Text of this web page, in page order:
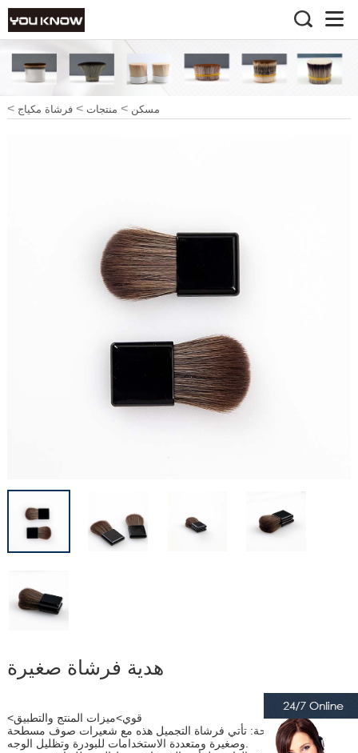
مسكن > منتجات > فرشاة مكياج >
هدية فرشاة صغيرة
<قوي>ميزات المنتج والتطبيق
فرشاة مسطحة: تأتي فرشاة التجميل هذه مع شعيرات صوف مسطحة